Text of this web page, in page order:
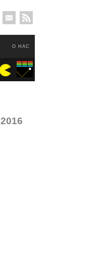
О НАС